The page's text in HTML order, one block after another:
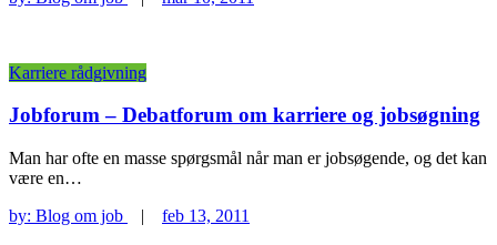
Karriere rådgivning
Jobforum – Debatforum om karriere og jobsøgning
Man har ofte en masse spørgsmål når man er jobsøgende, og det kan
være en…
by: Blog om job | feb 13, 2011